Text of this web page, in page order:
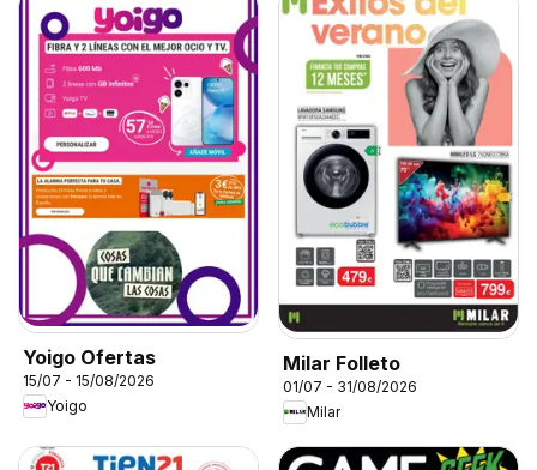
Yoigo Ofertas
15/07 - 15/08/2026
Yoigo
Milar Folleto
01/07 - 31/08/2026
Milar